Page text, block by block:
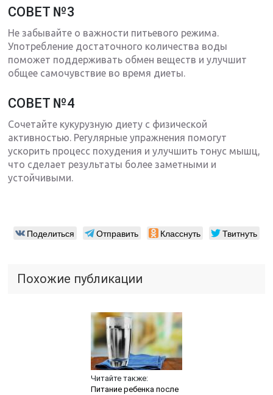
СОВЕТ №3
Не забывайте о важности питьевого режима.
Употребление достаточного количества воды
поможет поддерживать обмен веществ и улучшит
общее самочувствие во время диеты.
СОВЕТ №4
Сочетайте кукурузную диету с физической
активностью. Регулярные упражнения помогут
ускорить процесс похудения и улучшить тонус мышц,
что сделает результаты более заметными и
устойчивыми.
Поделиться Отправить Класснуть Твитнуть
Похожие публикации
Читайте также:
Питание ребенка после